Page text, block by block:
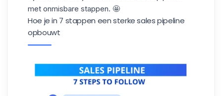
met onmisbare stappen. 🤩
Hoe je in 7 stappen een sterke sales pipeline
opbouwt